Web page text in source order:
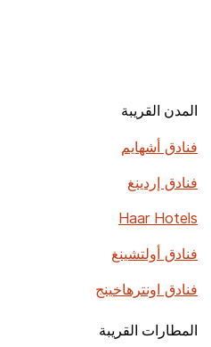
المدن القريبة
فنادق أشهايم
فنادق إردينغ
Haar Hotels
فنادق أولتشينغ
فنادق اونترهاخينج
المطارات القريبة